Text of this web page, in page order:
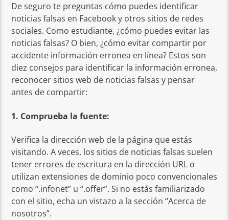
De seguro te preguntas cómo puedes identificar
noticias falsas en Facebook y otros sitios de redes
sociales. Como estudiante, ¿cómo puedes evitar las
noticias falsas? O bien, ¿cómo evitar compartir por
accidente información erronea en línea? Estos son
diez consejos para identificar la información erronea,
reconocer sitios web de noticias falsas y pensar
antes de compartir:
1. Comprueba la fuente:
Verifica la dirección web de la página que estás
visitando. A veces, los sitios de noticias falsas suelen
tener errores de escritura en la dirección URL o
utilizan extensiones de dominio poco convencionales
como “.infonet” u “.offer”. Si no estás familiarizado
con el sitio, echa un vistazo a la sección “Acerca de
nosotros”.